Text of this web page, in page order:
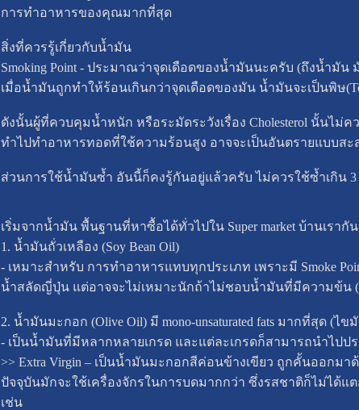
การทำอาหารของคุณมากที่สุด
สิ่งที่ควรรู้เกี่ยวกับน้ำมัน
Smoking Point - ประมาณว่าจุดเดือดของน้ำมันนะครับ (ถึงน้ำมัน
เมื่อน้ำมันถูกทำให้ร้อนเกินกว่าจุดเดือดของมัน น้ำมันจะเป็นพิษ
ดังนั้นผู้ที่ควบคุมน้ำหนัก หรือระมัดระวังเรื่อง Cholesterol นั้นไม่ค
ทำไปทำอาหารทอดที่ใช้ความร้อนสูง อาจจะเป็นอันตรายแบบสะ
ส่วนการใช้น้ำมันซ้ำ อันนี้ก็คงรู้กันอยู่แล้วครับ ไม่ควรใช้ซ้ำเกิน 3
เริ่มจากน้ำมัน พื้นฐานที่หาซื้อได้ทั่วไปใน Super market บ้านเรากั
1. น้ำมันถั่วเหลือง (Soy Bean Oil)
- เหมาะสำหรับ การทำอาหารแทบทุกประเภท เพราะมี Smoke
น้ำสลัดญี่ปุ่น แต่อาจจะไม่เหมาะนักถ้าไม่ชอบน้ำมันที่มีความข้น
2. น้ำมันมะกอก (Olive Oil) มี mono-unsaturated fats มากที่สุด (ไ
- เป็นน้ำมันที่มีหลากหลายเกรด และแต่ละเกรดก็สามารถนำไปป
>> Extra Virgin – เป็นน้ำมันมะกอกสีค่อนข้างเขียว ถูกคั้นออกมาด้
ปัจจุบันมักจะใช้เครื่องจักรในการบดมากกว่า ซึ่งรสชาติก็ไม่ได้แ
เช่น